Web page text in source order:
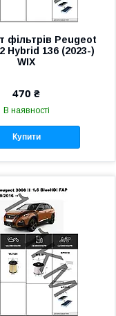
фільтрів Peugeot
Hybrid 136 (2023-)
WIX
470 ₴
В наявності
Купити